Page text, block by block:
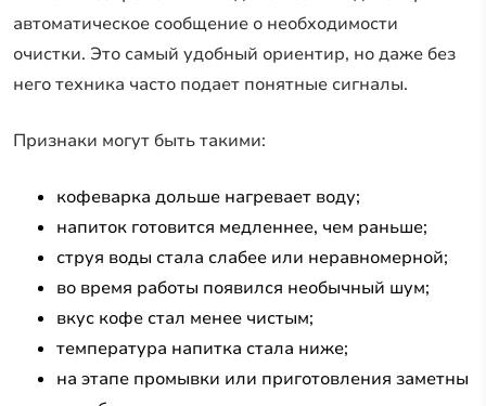
автоматическое сообщение о необходимости
очистки. Это самый удобный ориентир, но даже без
него техника часто подает понятные сигналы.
Признаки могут быть такими:
кофеварка дольше нагревает воду;
напиток готовится медленнее, чем раньше;
струя воды стала слабее или неравномерной;
во время работы появился необычный шум;
вкус кофе стал менее чистым;
температура напитка стала ниже;
на этапе промывки или приготовления заметны